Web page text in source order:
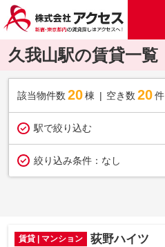
久我山駅の賃貸一覧
該当物件数 20棟 空き数 20 件
駅で絞り込む
絞り込み条件： なし
賃貸 | マンション 荻野ハイツ